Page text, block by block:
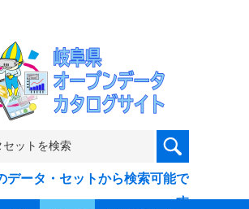
データ・セットから検索可能で
す